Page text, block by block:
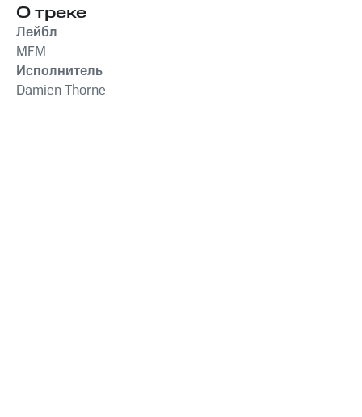
О треке
Лейбл
MFM
Исполнитель
Damien Thorne